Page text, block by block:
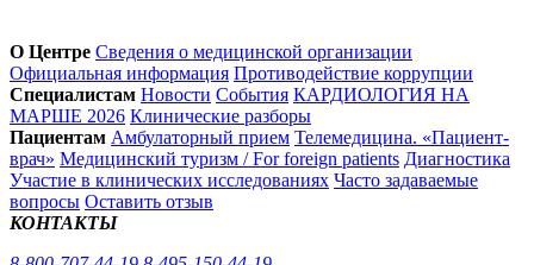
О Центре Сведения о медицинской организации
Официальная информация Противодействие коррупции
Специалистам Новости События КАРДИОЛОГИЯ НА
МАРШЕ 2026 Клинические разборы
Пациентам Амбулаторный прием Телемедицина. «Пациент-
врач» Медицинский туризм / For foreign patients Диагностика
Участие в клинических исследованиях Часто задаваемые
вопросы Оставить отзыв
КОНТАКТЫ